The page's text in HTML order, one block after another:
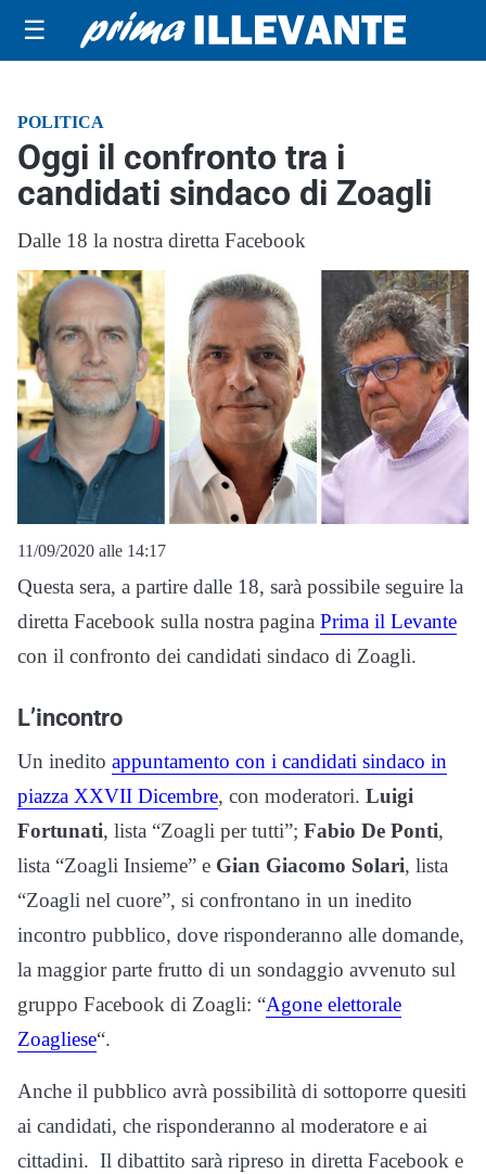
☰
POLITICA
Oggi il confronto tra i
candidati sindaco di Zoagli
Dalle 18 la nostra diretta Facebook
11/09/2020 alle 14:17
Questa sera, a partire dalle 18, sarà possibile seguire la
diretta Facebook sulla nostra pagina Prima il Levante
con il confronto dei candidati sindaco di Zoagli.
L’incontro
Un inedito appuntamento con i candidati sindaco in
piazza XXVII Dicembre, con moderatori. Luigi
Fortunati, lista “Zoagli per tutti”; Fabio De Ponti,
lista “Zoagli Insieme” e Gian Giacomo Solari, lista
“Zoagli nel cuore”, si confrontano in un inedito
incontro pubblico, dove risponderanno alle domande,
la maggior parte frutto di un sondaggio avvenuto sul
gruppo Facebook di Zoagli: “Agone elettorale
Zoagliese“.
Anche il pubblico avrà possibilità di sottoporre quesiti
ai candidati, che risponderanno al moderatore e ai
cittadini. Il dibattito sarà ripreso in diretta Facebook e